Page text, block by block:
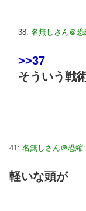
38: 名無しさん＠恐
>>37
そういう戦
41: 名無しさん＠恐縮
軽いな頭が